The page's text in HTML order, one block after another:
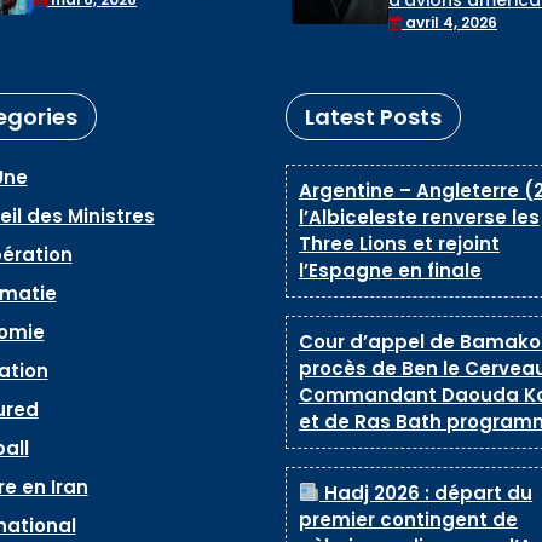
de l’Iran, selon la
Maison-Blanche
des Ministres
en Iran
Latest Posts
Argentine – Angleterre
l’Albiceleste renverse les
Three Lions et rejoint
l’Espagne en finale
Cour d’appel de
procès de Ben le
Commandant Daouda
et de Ras Bath
Hadj 2026 : départ du
premier contingent de